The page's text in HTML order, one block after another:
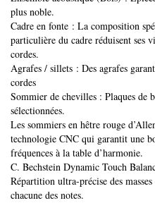
plus noble.
Cadre en fonte : La composition
particulière du cadre réduisent ses
cordes.
Agrafes / sillets : Des agrafes
cordes
Sommier de chevilles : Plaques de
sélectionnées.
Les sommiers en hêtre rouge
technologie CNC qui garantit une
fréquences à la table d’harmonie.
C. Bechstein Dynamic Touch
Répartition ultra-précise des
chacune des notes.